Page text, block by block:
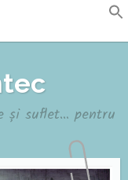
și suflet… pentru